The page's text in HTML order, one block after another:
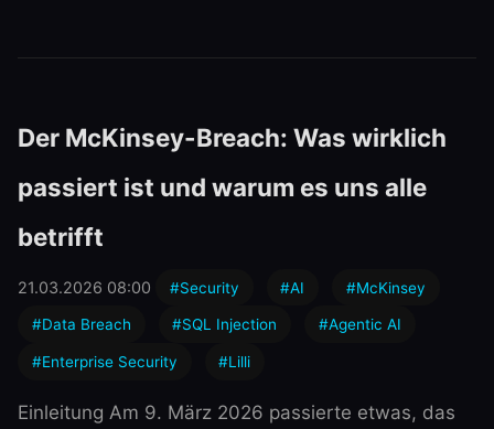
Der McKinsey-Breach: Was wirklich
passiert ist und warum es uns alle
betrifft
21.03.2026 08:00 #Security #AI #McKinsey
#Data Breach #SQL Injection #Agentic AI
#Enterprise Security #Lilli
Einleitung Am 9. März 2026 passierte etwas, das